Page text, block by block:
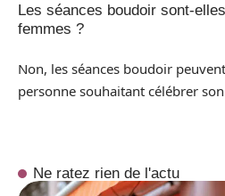
Les séances boudoir sont-
femmes ?
Non, les séances boudoir
personne souhaitant célébrer
Ne ratez rien de l'actu